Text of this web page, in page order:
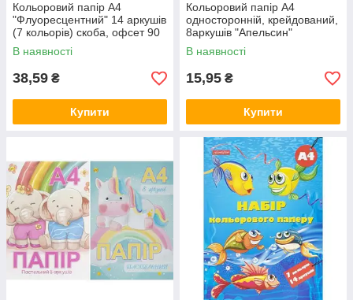
Кольоровий папір А4
"Флуоресцентний" 14 аркушів
(7 кольорів) скоба, офсет 90
г/м2 ТМ Тетрада ТЕ259
MZOPT
В наявності
38,59 ₴
Купити
Кольоровий папір А4
односторонній, крейдований,
8аркушів "Апельсин"
офсет,скоба АП-1201/КП-А4-
8 MZOPT
В наявності
15,95 ₴
Купити